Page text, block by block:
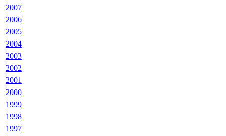
2007
2006
2005
2004
2003
2002
2001
2000
1999
1998
1997